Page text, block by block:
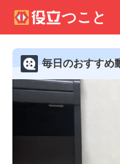
毎日のおすすめ